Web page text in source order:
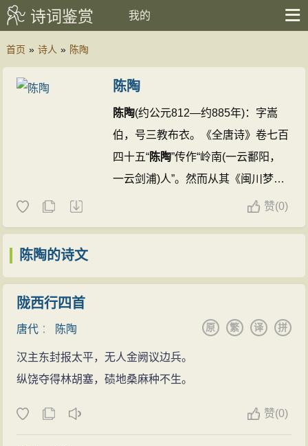
诗词鉴赏 我的
首页 » 诗人 » 陈陶
陈陶
陈陶(约公元812—约885年)：字嵩
伯，号三教布衣。《全唐诗》卷七百
四十五“陈陶”传作“岭南(一云鄱阳，
一云剑浦)人”。然而从其《闽川梦
归》等诗题，以及称建水(在今福建
善天文历象，尤工诗。举进士不第，
遂恣游名山。唐宣宗大中(847—860
年)时，隐居洪州西山(在今江西新建
散佚，后人辑有《陈嵩伯诗集》一
赞(0)
陈陶的诗文
陇西行四首
唐代 ： 陈陶 拼
译
繁
原
汉主东封报太平，无人金阙议边兵。
纵饶夺得林胡塞，碛地桑麻种不生。
赞(0)